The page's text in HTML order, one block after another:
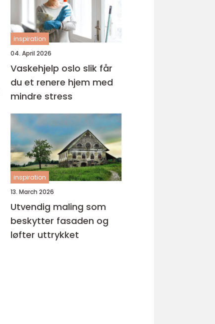
inspiration
04. April 2026
Vaskehjelp oslo slik får
du et renere hjem med
mindre stress
inspiration
13. March 2026
Utvendig maling som
beskytter fasaden og
løfter uttrykket